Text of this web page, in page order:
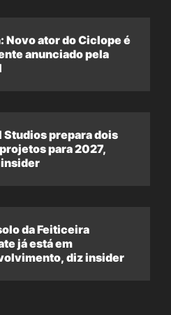
Novo ator do Ciclope é
anunciado pela
Studios prepara dois
para 2027,
da Feiticeira
já está em
diz insider